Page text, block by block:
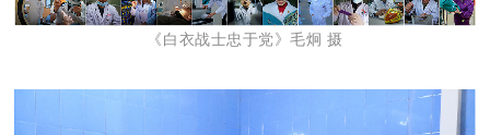
《白衣战士忠于党》毛炯 摄